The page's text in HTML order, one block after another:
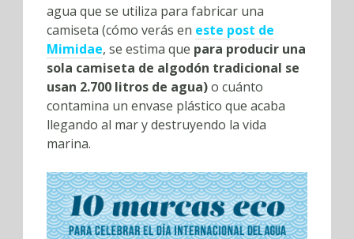
agua que se utiliza para fabricar una
camiseta (cómo verás en este post de
Mimidae, se estima que para producir una
sola camiseta de algodón tradicional se
usan 2.700 litros de agua)o cuánto
contamina un envase plástico que acaba
llegando al mar y destruyendo la vida
marina.